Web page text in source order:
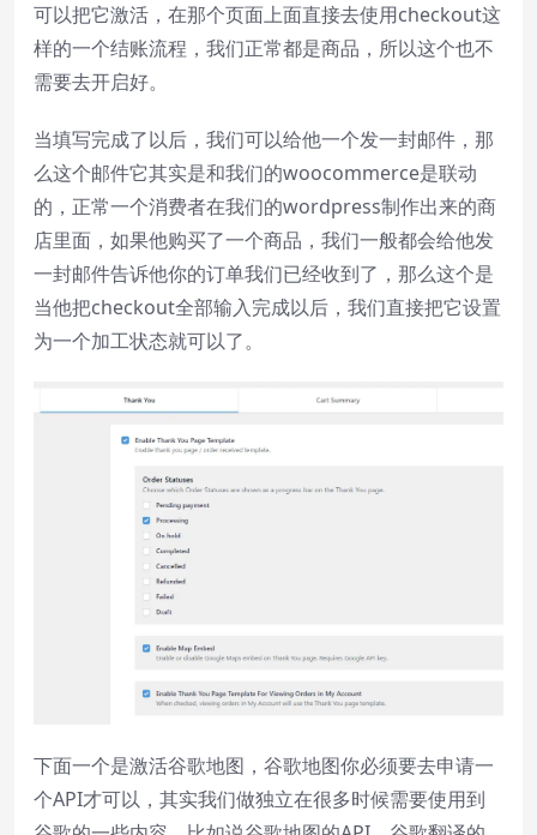
可以把它激活，在那个页面上面直接去使用checkout这
样的一个结账流程，我们正常都是商品，所以这个也不
需要去开启好。
当填写完成了以后，我们可以给他一个发一封邮件，那
么这个邮件它其实是和我们的woocommerce是联动
的，正常一个消费者在我们的wordpress制作出来的商
店里面，如果他购买了一个商品，我们一般都会给他发
一封邮件告诉他你的订单我们已经收到了，那么这个是
当他把checkout全部输入完成以后，我们直接把它设置
为一个加工状态就可以了。
下面一个是激活谷歌地图，谷歌地图你必须要去申请一
个API才可以，其实我们做独立在很多时候需要使用到